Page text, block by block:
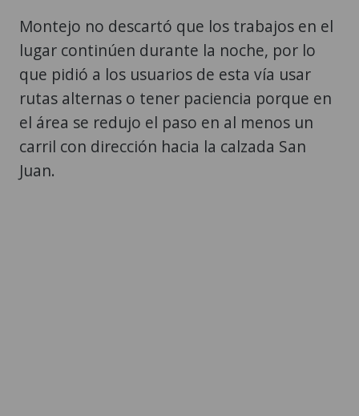
Montejo no descartó que los trabajos en el
lugar continúen durante la noche, por lo
que pidió a los usuarios de esta vía usar
rutas alternas o tener paciencia porque en
el área se redujo el paso en al menos un
carril con dirección hacia la calzada San
Juan.